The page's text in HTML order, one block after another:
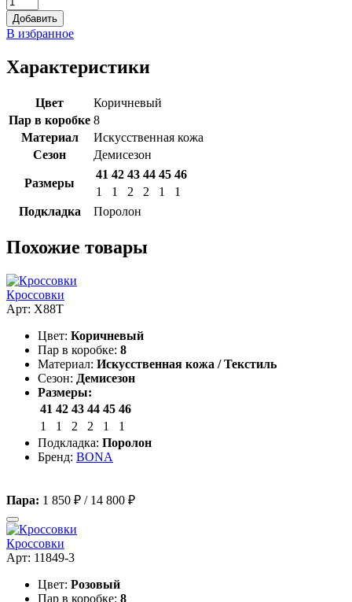
Добавить
В избранное
Характеристики
Цвет
Коричневый
Пар в коробке 8
Материал
Искусственная кожа
Сезон
Демисезон
Размеры
41 42 43 44 45 46
1
1 2 2 1
1
Подкладка
Поролон
Похожие товары
Кроссовки
Арт: X88T
Цвет: Коричневый
Пар в коробке: 8
Материал: Искусственная кожа / Текстиль
Сезон: Демисезон
Размеры:
41 42 43 44 45 46
1
1 2 2 1
1
Подкладка: Поролон
Бренд: BONA
Пара: 1 850 ₽ / 14 800 ₽
Кроссовки
Арт: 11849-3
Цвет: Розовый
Пар в коробке: 8